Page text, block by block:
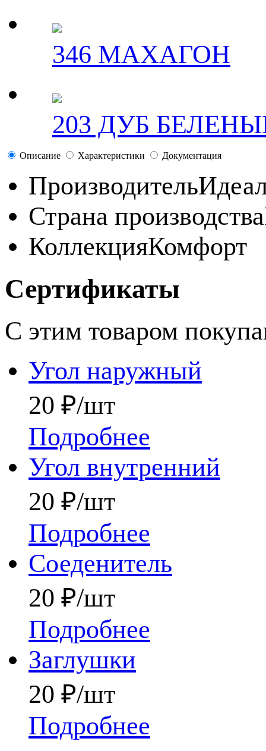
346 МАХАГОН
203 ДУБ
Описание Характеристики Документация
Производитель
Страна производства
КоллекцияКомфорт
Сертификаты
С этим товаром
Угол наружный
20 ₽/шт
Подробнее
Угол внутренний
20 ₽/шт
Подробнее
Соеденитель
20 ₽/шт
Подробнее
Заглушки
20 ₽/шт
Подробнее